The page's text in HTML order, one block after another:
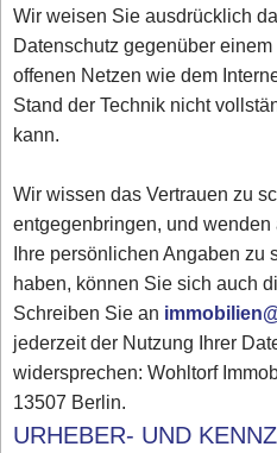
Wir weisen Sie ausdrücklich
Datenschutz gegenüber
offenen Netzen wie dem
Stand der Technik nicht
kann.
Wir wissen das Vertrauen zu
entgegenbringen, und
Ihre persönlichen Angaben zu
haben, können Sie sich auch
Schreiben Sie an
jederzeit der Nutzung Ihrer
widersprechen: Wohltorf
13507 Berlin.
URHEBER- UND